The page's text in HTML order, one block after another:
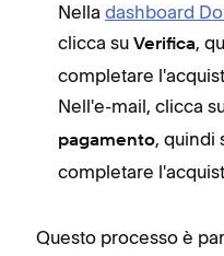
Nella dashboard
clicca su Verifica,
completare
Nell'e-mail, clicca
pagamento, quindi
completare
Questo processo è